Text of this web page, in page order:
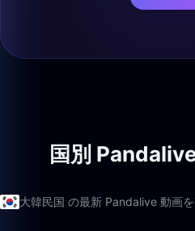
国別
大韓民国 の最新 Pandalive 動画